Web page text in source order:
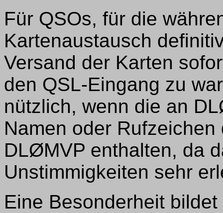
Für QSOs, für die
Kartenaustausch
Versand der Karten
den QSL-Eingang zu
nützlich, wenn die an
Namen oder
DLØMVP enthalten, da
Unstimmigkeiten sehr
Eine Besonderheit